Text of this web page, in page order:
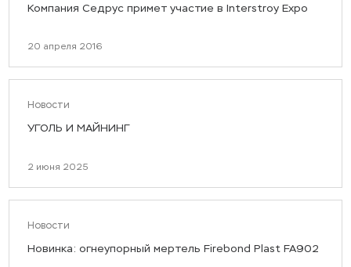
Компания Седрус примет участие в Interstroy Expo
20 апреля 2016
Новости
УГОЛЬ И МАЙНИНГ
2 июня 2025
Новости
Новинка: огнеупорный мертель Firebond Plast FA902